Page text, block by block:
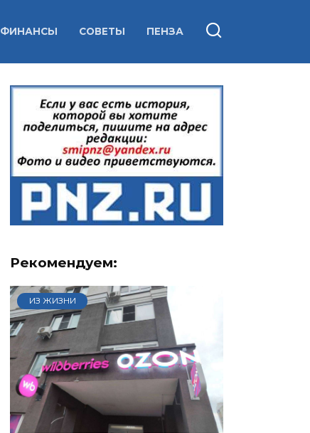
ФИНАНСЫ СОВЕТЫ ПЕНЗА
Рекомендуем:
ИЗ ЖИЗНИ